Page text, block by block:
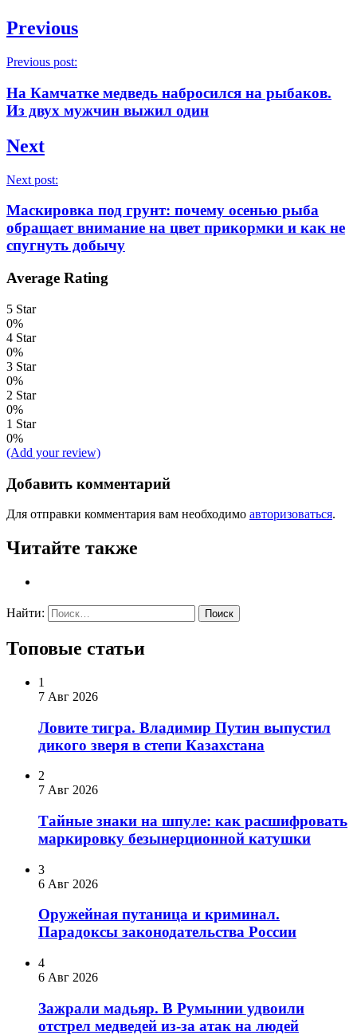
Previous
Previous post:
На Камчатке медведь набросился на рыбаков.
Из двух мужчин выжил один
Next
Next post:
Маскировка под грунт: почему осенью рыба
обращает внимание на цвет прикормки и как не
спугнуть добычу
Average Rating
5 Star
0%
4 Star
0%
3 Star
0%
2 Star
0%
1 Star
0%
(Add your review)
Добавить комментарий
Для отправки комментария вам необходимо авторизоваться.
Читайте также
Найти:
Топовые статьи
1
7 Авг 2026
Ловите тигра. Владимир Путин выпустил
дикого зверя в степи Казахстана
2
7 Авг 2026
Тайные знаки на шпуле: как расшифровать
маркировку безынерционной катушки
3
6 Авг 2026
Оружейная путаница и криминал.
Парадоксы законодательства России
4
6 Авг 2026
Зажрали мадьяр. В Румынии удвоили
отстрел медведей из-за атак на людей